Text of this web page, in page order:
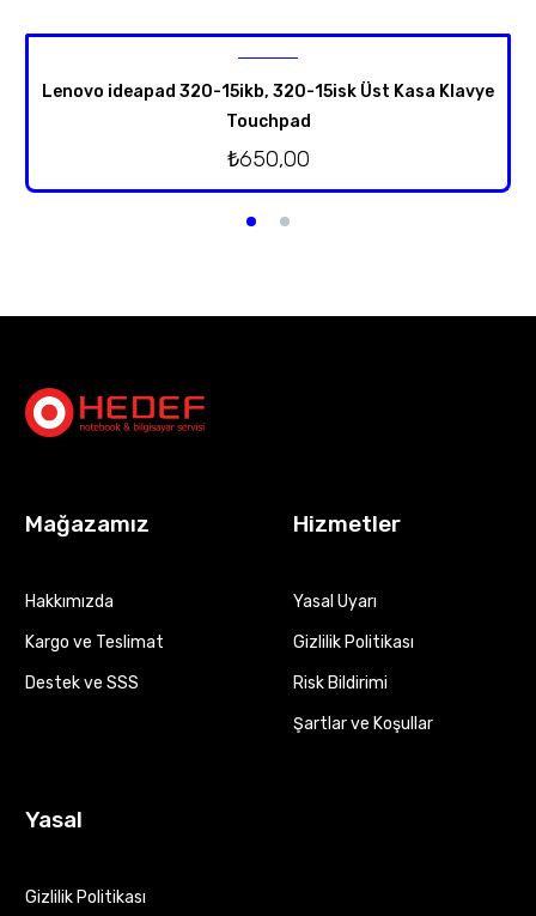
Lenovo ideapad 320-15ikb, 320-15isk Üst Kasa Klavye
Touchpad
₺650,00
Mağazamız
Hakkımızda
Kargo ve Teslimat
Destek ve SSS
Hizmetler
Yasal Uyarı
Gizlilik Politikası
Risk Bildirimi
Şartlar ve Koşullar
Yasal
Gizlilik Politikası